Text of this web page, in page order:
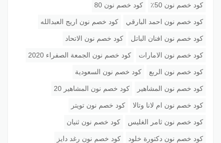
كود خصم نون 50٪ كود خصم نون 80
كود خصم نون احمد البارقي كود خصم نون اريج العبدالله
كود خصم نون افنان الباتل كود خصم نون الاتحاد
كود خصم نون الامارات كود خصم نون الجمعة الصفراء 2020
كود خصم نون الربع كود خصم نون السعودية
كود خصم نون المشاهير كود خصم نون المشاهير 20
كود خصم نون ام لانا وتالا كود خصم نون تويتر
كود خصم نون ثامر الغليس كود خصم نون ثنيان
كود خصم نون دكتورة خلود كود خصم نون رغد دايز